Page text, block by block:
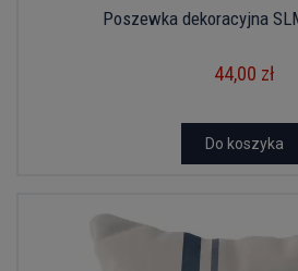
Poszewka dekoracyjna
44,00 zł
Do koszyka